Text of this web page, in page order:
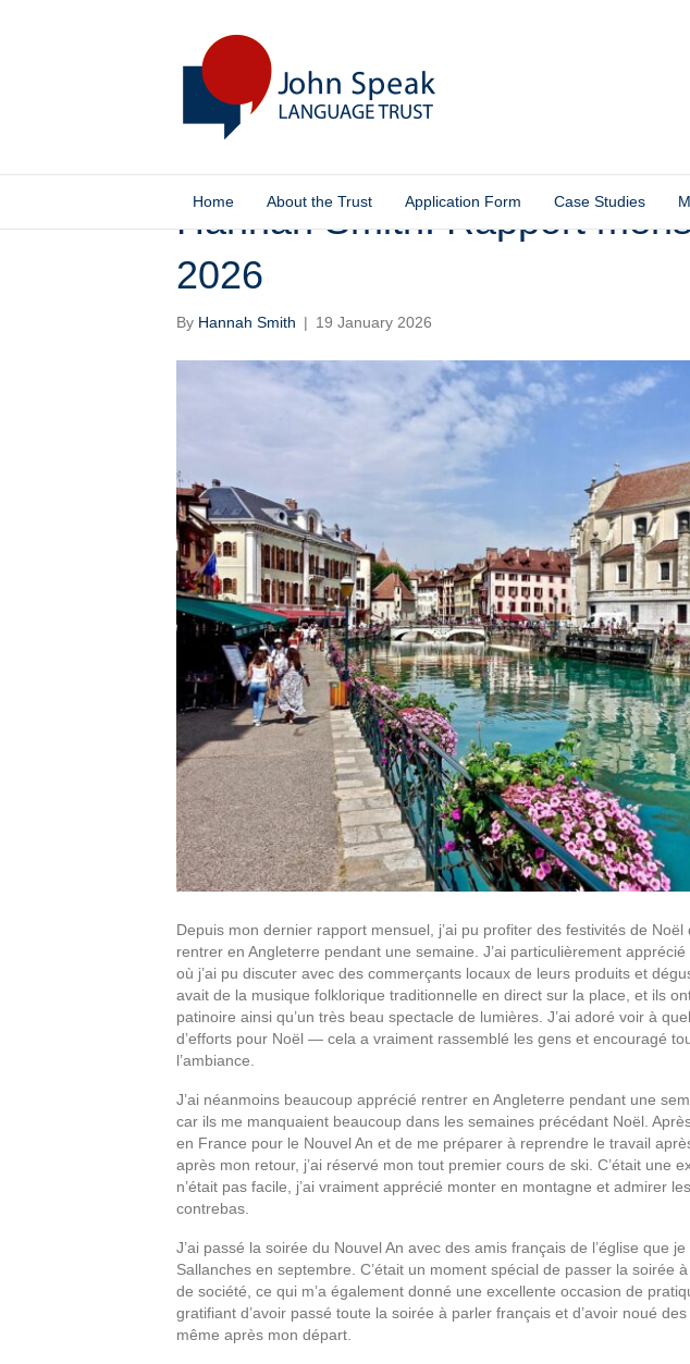
Home About the Trust Application Form Case Studies
Hannah Smith: Rapport
2026
By Hannah Smith | 19 January 2026
Depuis mon dernier rapport mensuel, j’ai pu profiter des festivités de
rentrer en Angleterre pendant une semaine. J’ai particulièrement
où j’ai pu discuter avec des commerçants locaux de leurs produits et
avait de la musique folklorique traditionnelle en direct sur la place, et ils
patinoire ainsi qu’un très beau spectacle de lumières. J’ai adoré voir à
d’efforts pour Noël — cela a vraiment rassemblé les gens et encouragé
l’ambiance.
J’ai néanmoins beaucoup apprécié rentrer en Angleterre pendant une
car ils me manquaient beaucoup dans les semaines précédant Noël.
en France pour le Nouvel An et de me préparer à reprendre le travail
après mon retour, j’ai réservé mon tout premier cours de ski. C’était une
n’était pas facile, j’ai vraiment apprécié monter en montagne et admirer
contrebas.
J’ai passé la soirée du Nouvel An avec des amis français de l’église que
Sallanches en septembre. C’était un moment spécial de passer la soirée
de société, ce qui m’a également donné une excellente occasion de
gratifiant d’avoir passé toute la soirée à parler français et d’avoir noué
même après mon départ.